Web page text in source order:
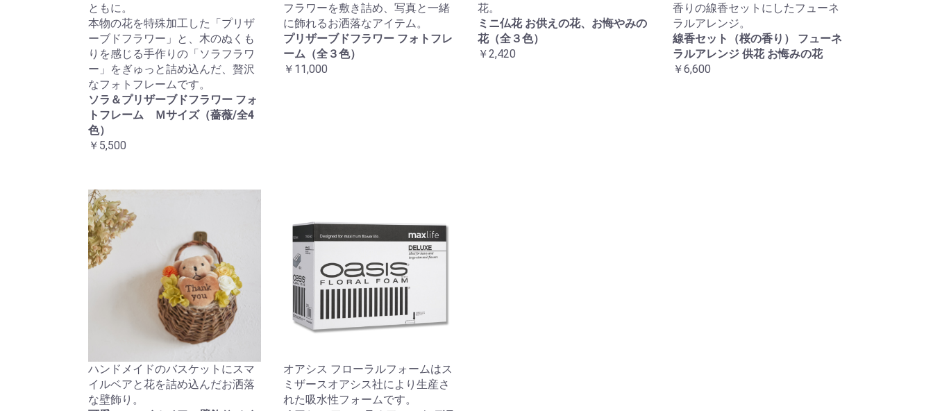
ともに。
本物の花を特殊加工した「プリザ
ーブドフラワー」と、木のぬくも
りを感じる手作りの「ソラフラワ
ー」をぎゅっと詰め込んだ、贅沢
なフォトフレームです。
ソラ＆プリザーブドフラワー フォ
トフレーム Ｍサイズ（薔薇/全4
色）
￥5,500
フラワーを敷き詰め、写真と一緒
に飾れるお洒落なアイテム。
プリザーブドフラワー フォトフレ
ーム（全３色）
￥11,000
花。
ミニ仏花 お供えの花、お悔やみの
花（全３色）
￥2,420
香りの線香セットにしたフューネ
ラルアレンジ。
線香セット（桜の香り） フューネ
ラルアレンジ 供花 お悔みの花
￥6,600
ハンドメイドのバスケットにスマ
イルベアと花を詰め込んだお洒落
な壁飾り。
オアシス フローラルフォームはス
ミザースオアシス社により生産さ
れた吸水性フォームです。